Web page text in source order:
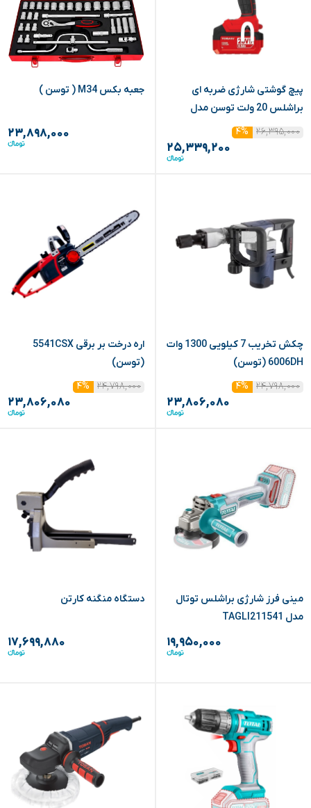
پیچ گوشتی شارژی ضربه ای
براشلس 20 ولت توسن مدل
۲۶,۳۹۵,۰۰۰ ۴%
۲۵,۳۳۹,۲۰۰
جعبه بکس M34 ( توسن )
۲۳,۸۹۸,۰۰۰
چکش تخریب 7 کیلویی 1300 وات
6006DH (توسن)
۲۴,۷۹۸,۰۰۰
۴%
۲۳,۸۰۶,۰۸۰
اره درخت بر برقی 5541CSX
(توسن)
۲۴,۷۹۸,۰۰۰
۴%
۲۳,۸۰۶,۰۸۰
مینی فرز شارژی براشلس توتال
مدل TAGLI211541
۱۹,۹۵۰,۰۰۰
دستگاه منگنه کارتن
۱۷,۶۹۹,۸۸۰